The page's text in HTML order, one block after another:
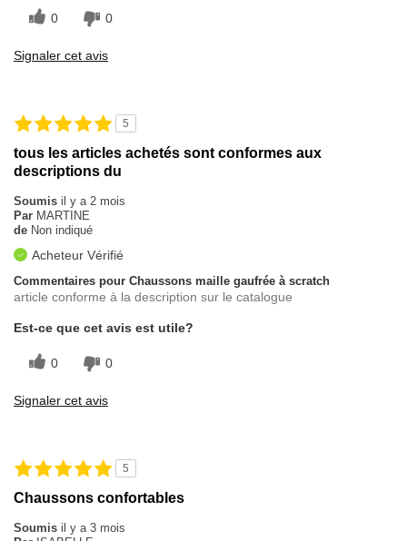
0 0
Signaler cet avis
5
tous les articles achetés sont conformes aux
descriptions du
Soumis il y a 2 mois
Par MARTINE
de Non indiqué
Acheteur Vérifié
Commentaires pour Chaussons maille gaufrée à scratch
article conforme à la description sur le catalogue
Est-ce que cet avis est utile?
0 0
Signaler cet avis
5
Chaussons confortables
Soumis il y a 3 mois